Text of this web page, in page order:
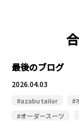
最後のブログ
2026.04.03
#azabu tailor
#
#オーダースーツ